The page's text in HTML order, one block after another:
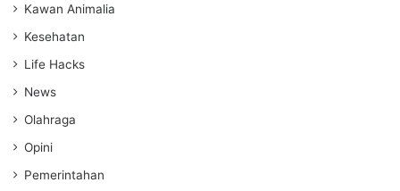
Kawan Animalia
Kesehatan
Life Hacks
News
Olahraga
Opini
Pemerintahan